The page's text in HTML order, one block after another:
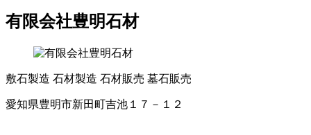
有限会社豊明石材
敷石製造 石材製造 石材販売 墓石販売
愛知県豊明市新田町吉池１７－１２